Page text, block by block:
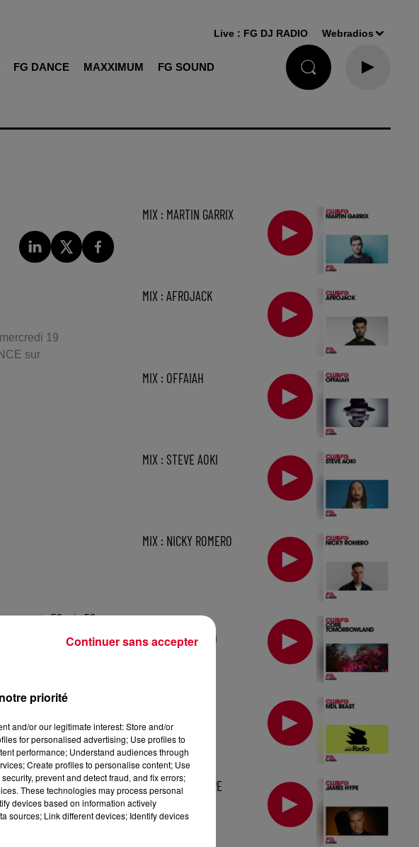
FG DANCE MAXXIMUM FG SOUND
Live : FG DJ RADIO Webradios
19
sur
59 min 53 sec
hhZxGoogle
MIX : MARTIN GARRIX
MIX : AFROJACK
MIX : OFFAIAH
MIX : STEVE AOKI
MIX : NICKY ROMERO
TOMORROWLAND
MIX : JAMES HYPE
priorité
and/or our legitimate interest: Store and/or
for personalised advertising; Use profiles to
performance; Understand audiences through
Create profiles to personalise content; Use
prevent and detect fraud, and fix errors;
These technologies may process personal
devices based on information actively
sources; Link different devices; Identify devices
Continuer sans accepter